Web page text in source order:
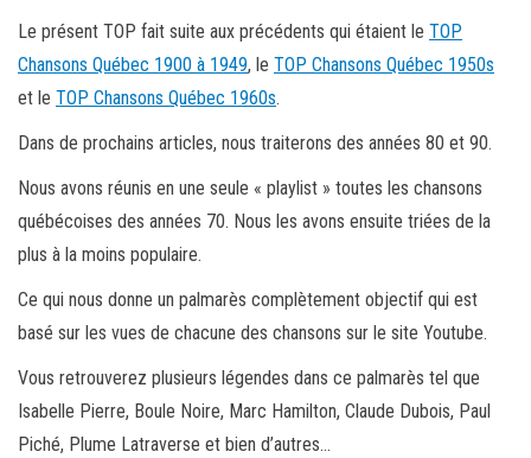
Le présent TOP fait suite aux précédents qui étaient le TOP
Chansons Québec 1900 à 1949, le TOP Chansons Québec 1950s
et le TOP Chansons Québec 1960s.
Dans de prochains articles, nous traiterons des années 80 et 90.
Nous avons réunis en une seule « playlist » toutes les chansons
québécoises des années 70. Nous les avons ensuite triées de la
plus à la moins populaire.
Ce qui nous donne un palmarès complètement objectif qui est
basé sur les vues de chacune des chansons sur le site Youtube.
Vous retrouverez plusieurs légendes dans ce palmarès tel que
Isabelle Pierre, Boule Noire, Marc Hamilton, Claude Dubois, Paul
Piché, Plume Latraverse et bien d’autres…